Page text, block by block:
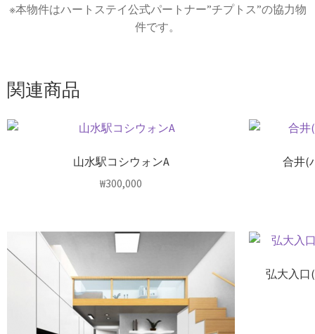
※本物件はハートステイ公式パートナー”チプトス”の協力物
件です。
関連商品
山水駅コシウォンA
₩300,000
合井(
弘大入口